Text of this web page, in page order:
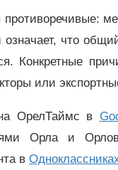
противоречивые:
означает, что
Конкретные
или
ОрелТаймс в
Орла и
в